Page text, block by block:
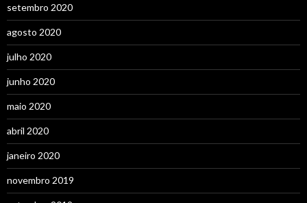
setembro 2020
agosto 2020
julho 2020
junho 2020
maio 2020
abril 2020
janeiro 2020
novembro 2019